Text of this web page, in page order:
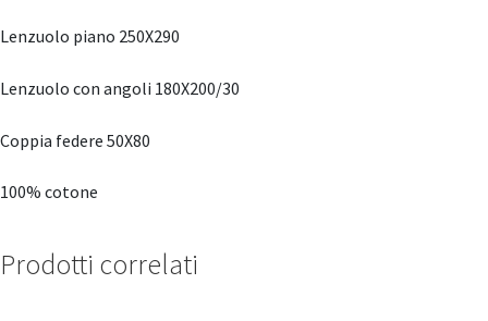
Lenzuolo piano 250X290
Lenzuolo con angoli 180X200/30
Coppia federe 50X80
100% cotone
Prodotti correlati